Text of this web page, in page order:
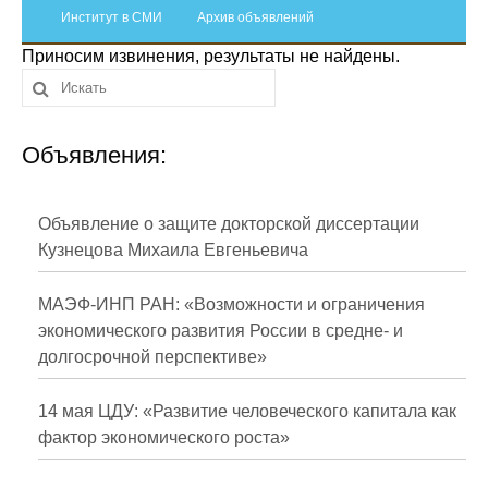
Отчетность
Противодействие коррупции
Материалы для СМИ
Публикации
Научная жизнь
Проблемы прогнозирования
О журнале
Номера журналов
Институт в СМИ Архив объявлений
Приносим извинения, результаты не найдены.
Объявления:
Объявление о защите докторской диссертации
Кузнецова Михаила Евгеньевича
МАЭФ-ИНП РАН: «Возможности и ограничения
экономического развития России в средне- и
долгосрочной перспективе»
14 мая ЦДУ: «Развитие человеческого капитала как
фактор экономического роста»